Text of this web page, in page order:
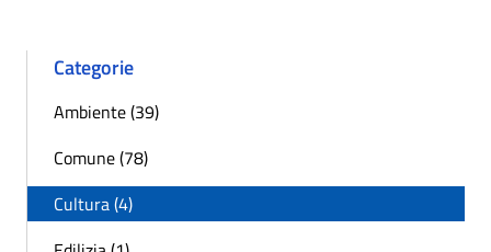
Categorie
Ambiente (39)
Comune (78)
Cultura (4)